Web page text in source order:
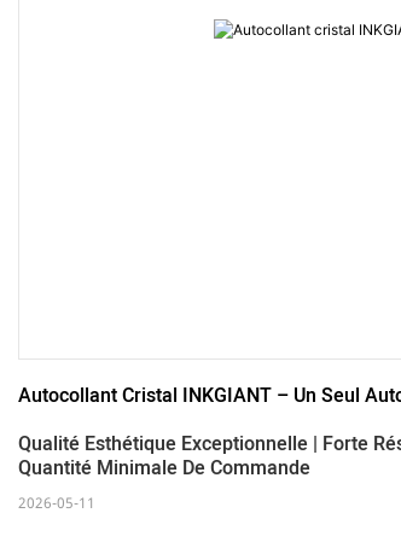
Autocollant Cristal INKGIANT – Un Seul
Qualité Esthétique Exceptionnelle | Forte
Quantité Minimale De Commande
2026-05-11